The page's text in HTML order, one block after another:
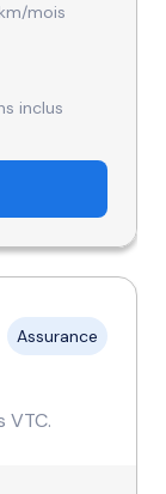
mois
inclus
Assurance
VTC.